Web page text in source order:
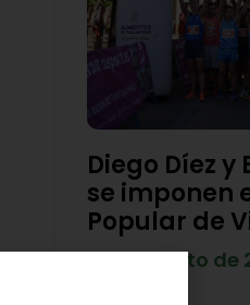
Diego Díez
se imponen
Popular de
4 de agosto de